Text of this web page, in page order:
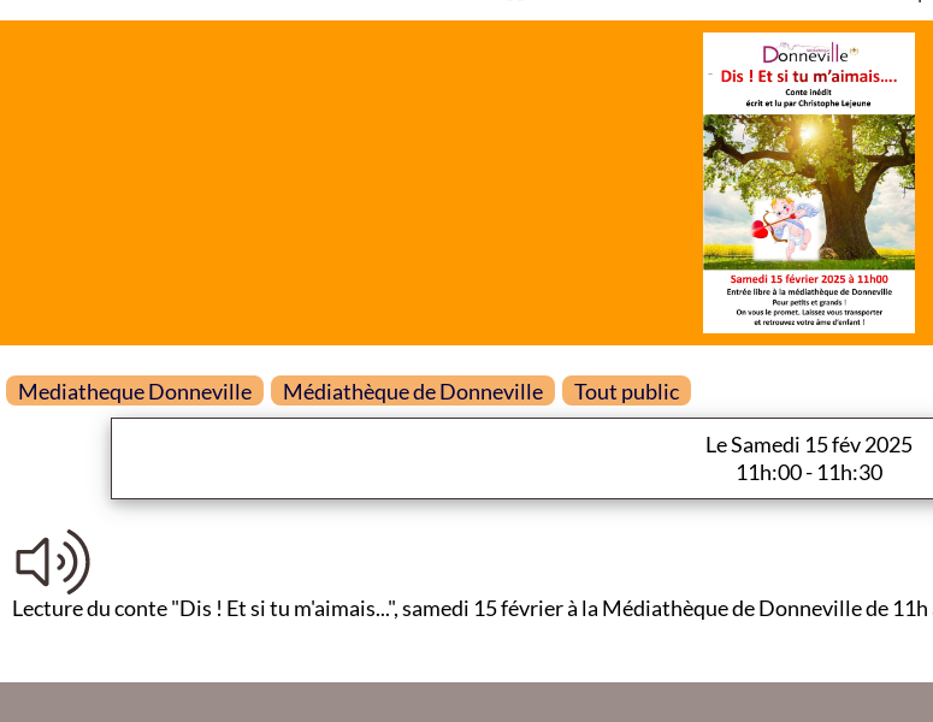
Mediatheque Donneville Médiathèque de Donneville
Tout public
Le Samedi 15 fév 2025
11h:00 - 11h:30
Lecture du conte "Dis ! Et si tu m'aimais...", samedi 15 février à la Médiathèque de Donneville de